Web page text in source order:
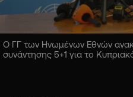
Ο ΓΓ των Ηνωμένων Εθνών
συνάντησης 5+1 για το